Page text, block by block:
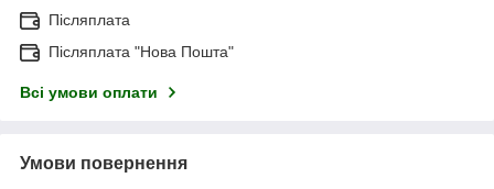
Післяплата
Післяплата "Нова Пошта"
Всі умови оплати
Умови повернення